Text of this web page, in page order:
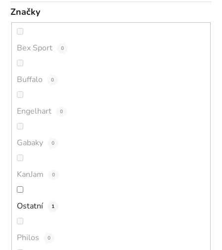
Značky
Bex Sport 0
Buffalo 0
Engelhart 0
Gabaky 0
KanJam 0
Ostatní 1
Philos 0